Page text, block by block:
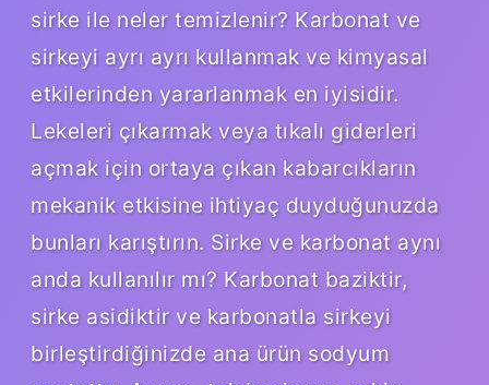
sirke ile neler temizlenir? Karbonat ve
sirkeyi ayrı ayrı kullanmak ve kimyasal
etkilerinden yararlanmak en iyisidir.
Lekeleri çıkarmak veya tıkalı giderleri
açmak için ortaya çıkan kabarcıkların
mekanik etkisine ihtiyaç duyduğunuzda
bunları karıştırın. Sirke ve karbonat aynı
anda kullanılır mı? Karbonat baziktir,
sirke asidiktir ve karbonatla sirkeyi
birleştirdiğinizde ana ürün sodyum